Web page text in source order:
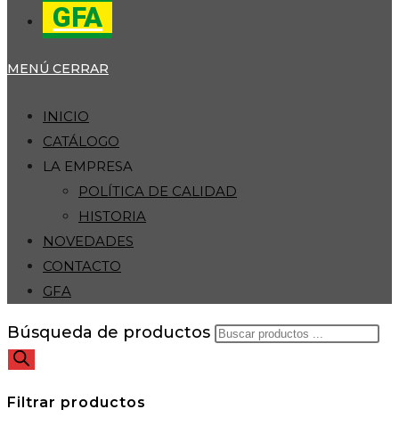
GFA
MENÚ CERRAR
INICIO
CATÁLOGO
LA EMPRESA
POLÍTICA DE CALIDAD
HISTORIA
NOVEDADES
CONTACTO
GFA
Búsqueda de productos
Filtrar productos